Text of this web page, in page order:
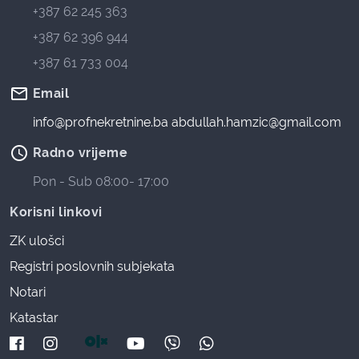
+387 62 245 363
+387 62 396 944
+387 61 733 004
mail_outline Email
info@profnekretnine.ba abdullah.hamzic@gmail.com
access_time Radno vrijeme
Pon - Sub 08:00- 17:00
Korisni linkovi
ZK ulošci
Registri poslovnih subjekata
Notari
Katastar